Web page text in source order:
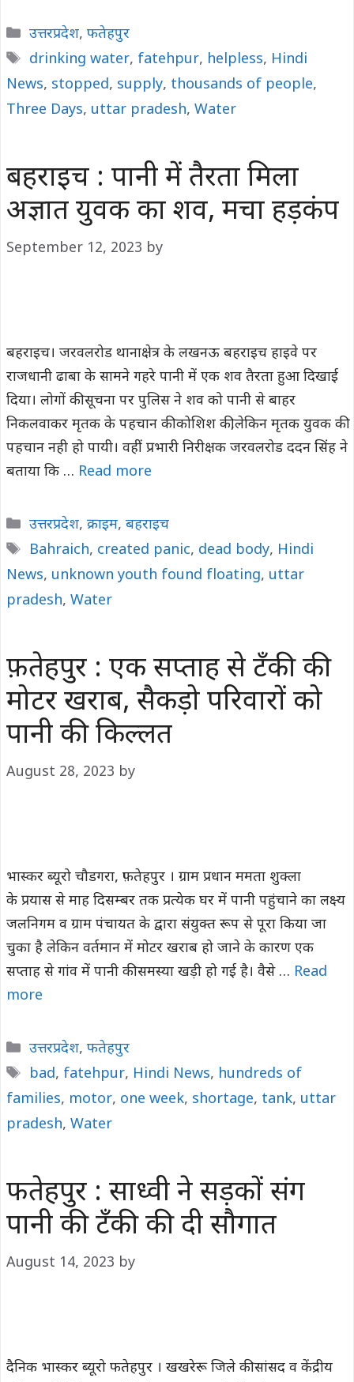
Categories
उत्तरप्रदेश, फतेहपुर
Tags
drinking water, fatehpur, helpless, Hindi
News, stopped, supply, thousands of people,
Three Days, uttar pradesh, Water
बहराइच : पानी में तैरता मिला
अज्ञात युवक का शव, मचा हड़कंप
September 12, 2023 by
बहराइच। जरवलरोड थानाक्षेत्र के लखनऊ बहराइच हाइवे पर
राजधानी ढाबा के सामने गहरे पानी में एक शव तैरता हुआ दिखाई
दिया। लोगों की सूचना पर पुलिस ने शव को पानी से बाहर
निकलवाकर मृतक के पहचान की कोशिश की,लेकिन मृतक युवक की
पहचान नही हो पायी। वहीं प्रभारी निरीक्षक जरवलरोड ददन सिंह ने
बताया कि … Read more
Categories
उत्तरप्रदेश, क्राइम, बहराइच
Tags
Bahraich, created panic, dead body, Hindi
News, unknown youth found floating, uttar
pradesh, Water
फ़तेहपुर : एक सप्ताह से टँकी की
मोटर खराब, सैकड़ो परिवारों को
पानी की किल्लत
August 28, 2023 by
भास्कर ब्यूरो चौडगरा, फ़तेहपुर । ग्राम प्रधान ममता शुक्ला
के प्रयास से माह दिसम्बर तक प्रत्येक घर में पानी पहुंचाने का लक्ष्य
जलनिगम व ग्राम पंचायत के द्वारा संयुक्त रूप से पूरा किया जा
चुका है लेकिन वर्तमान में मोटर खराब हो जाने के कारण एक
सप्ताह से गांव में पानी की समस्या खड़ी हो गई है। वैसे … Read
more
Categories
उत्तरप्रदेश, फतेहपुर
Tags
bad, fatehpur, Hindi News, hundreds of
families, motor, one week, shortage, tank, uttar
pradesh, Water
फतेहपुर : साध्वी ने सड़कों संग
पानी की टँकी की दी सौगात
August 14, 2023 by
दैनिक भास्कर ब्यूरो फतेहपुर । खखरेरू जिले की सांसद व केंद्रीय